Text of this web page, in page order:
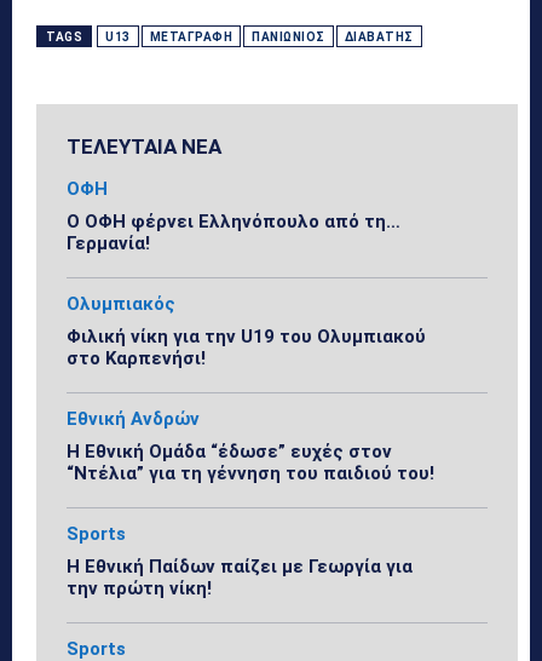
TAGS U13 ΜΕΤΑΓΡΑΦΉ ΠΑΝΙΏΝΙΟΣ ΔΙΑΒΆΤΗΣ
ΤΕΛΕΥΤΑΙΑ ΝΕΑ
ΟΦΗ
Ο ΟΦΗ φέρνει Ελληνόπουλο από τη…
Γερμανία!
Ολυμπιακός
Φιλική νίκη για την U19 του Ολυμπιακού
στο Καρπενήσι!
Εθνική Ανδρών
Η Εθνική Ομάδα “έδωσε” ευχές στον
“Ντέλια” για τη γέννηση του παιδιού του!
Sports
Η Εθνική Παίδων παίζει με Γεωργία για
την πρώτη νίκη!
Sports